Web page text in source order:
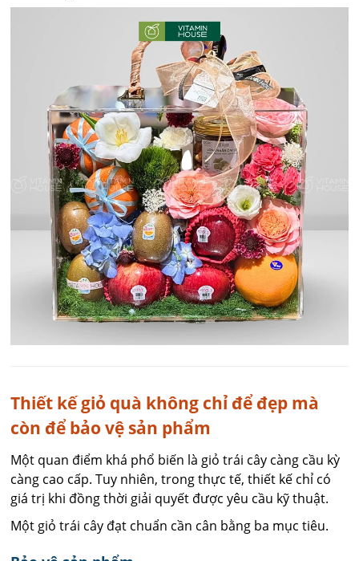
Thiết kế giỏ quà không chỉ để đẹp mà
còn để bảo vệ sản phẩm
Một quan điểm khá phổ biến là giỏ trái cây càng cầu kỳ
càng cao cấp. Tuy nhiên, trong thực tế, thiết kế chỉ có
giá trị khi đồng thời giải quyết được yêu cầu kỹ thuật.
Một giỏ trái cây đạt chuẩn cần cân bằng ba mục tiêu.